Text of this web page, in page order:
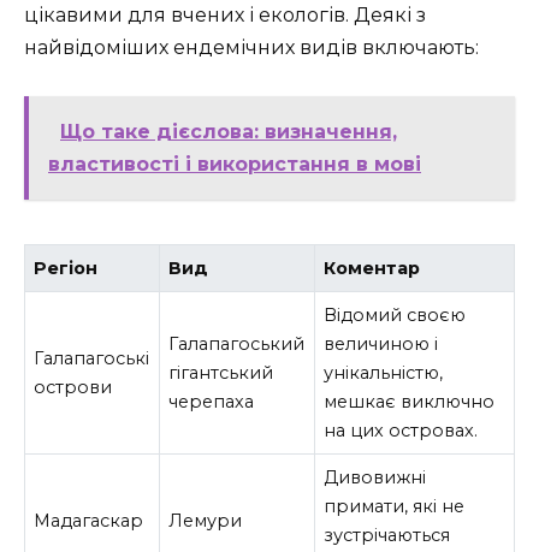
цікавими для вчених і екологів. Деякі з
найвідоміших ендемічних видів включають:
Що таке дієслова: визначення,
властивості і використання в мові
Регіон Вид Коментар
Галапагоські
острови
Галапагоський
гігантський
черепаха
Відомий своєю
величиною і
унікальністю,
мешкає виключно
на цих островах.
Мадагаскар Лемури
Дивовижні
примати, які не
зустрічаються